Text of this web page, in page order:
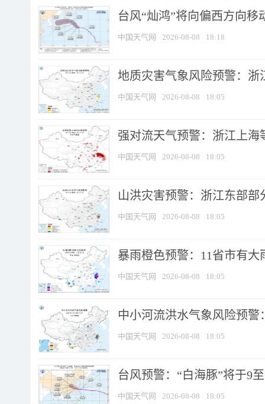
台风“灿鸿”将向偏西方向移
中国天气网 2026-08-08 18:18
地质灾害气象风险预警：
中国天气网 2026-08-08 18:05
强对流天气预警：浙江上海
中国天气网 2026-08-08 18:05
山洪灾害预警：浙江东部
中国天气网 2026-08-08 18:05
暴雨橙色预警：11省市有
中国天气网 2026-08-08 18:05
中小河流洪水气象风险预
中国天气网 2026-08-08 18:05
台风预警：“白海豚”将于9
中国天气网 2026-08-08 18:05